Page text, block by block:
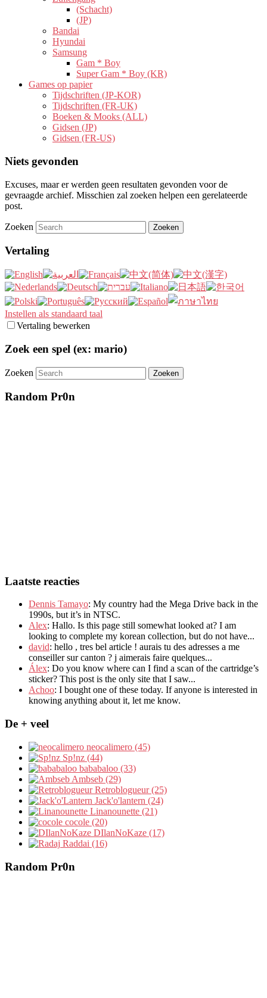
(Schacht)
(JP)
Bandai
Hyundai
Samsung
Gam * Boy
Super Gam * Boy (KR)
Games op papier
Tijdschriften (JP-KOR)
Tijdschriften (FR-UK)
Boeken & Mooks (ALL)
Gidsen (JP)
Gidsen (FR-US)
Niets gevonden
Excuses, maar er werden geen resultaten gevonden voor de
gevraagde archief. Misschien zal zoeken helpen een gerelateerde
post.
Zoeken
Vertaling
Instellen als standaard taal
Vertaling bewerken
Zoek een spel (ex: mario)
Zoeken
Random Pr0n
Laatste reacties
Dennis Tamayo: My country had the Mega Drive back in the
1990s, but it’s in NTSC.
Alex: Hallo. Is this page still somewhat looked at? I am
looking to complete my korean collection, but do not have...
david: hello , tres bel article ! aurais tu des adresses a me
conseiller sur canton ? j aimerais faire quelques...
Álex: Do you know where can I find a scan of the cartridge’s
sticker? This post is the only site that I saw...
Achoo: I bought one of these today. If anyone is interested in
knowing anything about it, let me know.
De + veel
neocalimero (45)
Sp!nz (44)
bababaloo (33)
Ambseb (29)
Retroblogueur (25)
Jack'o'lantern (24)
Linanounette (21)
cocole (20)
DIlanNoKaze (17)
Raddai (16)
Random Pr0n